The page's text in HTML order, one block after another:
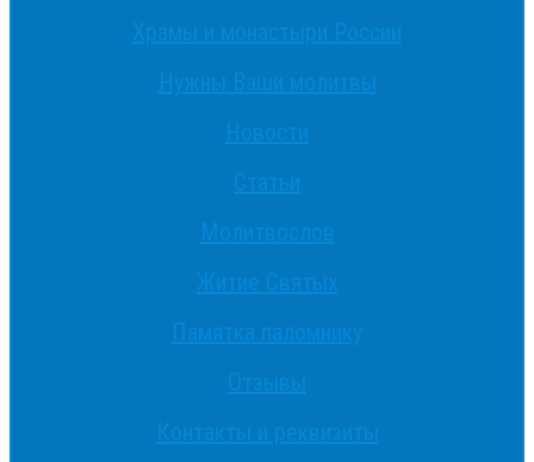
Храмы и монастыри России
Нужны Ваши молитвы
Новости
Статьи
Молитвослов
Житие Святых
Памятка паломнику
Отзывы
Контакты и реквизиты